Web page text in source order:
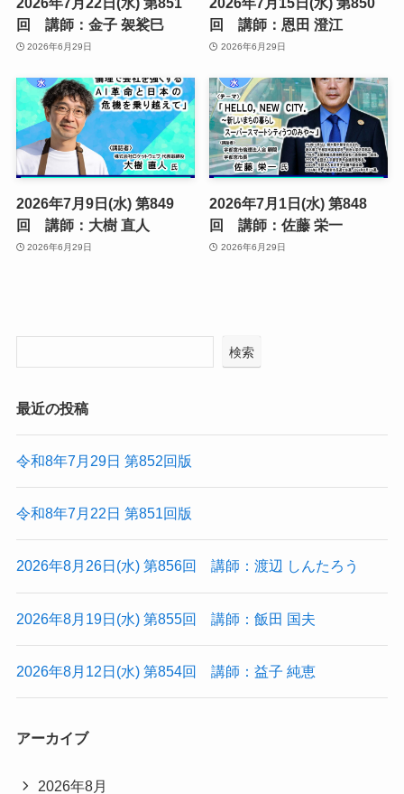
回 講師：金子 袈裟巳
2026年6月29日
回 講師：恩田 澄江
2026年6月29日
2026年7月9日(水) 第849
回 講師：大樹 直人
2026年6月29日
2026年7月1日(水) 第848
回 講師：佐藤 栄一
2026年6月29日
検索
最近の投稿
令和8年7月29日 第852回版
令和8年7月22日 第851回版
2026年8月26日(水) 第856回 講師：渡辺 しんたろう
2026年8月19日(水) 第855回 講師：飯田 国夫
2026年8月12日(水) 第854回 講師：益子 純恵
アーカイブ
2026年8月